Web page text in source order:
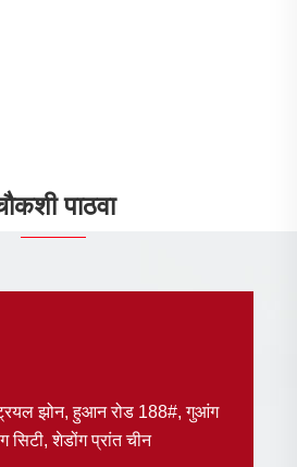
पाठवा
झोन, हुआन रोड 188#, गुआंग
सिटी, शेडोंग प्रांत चीन